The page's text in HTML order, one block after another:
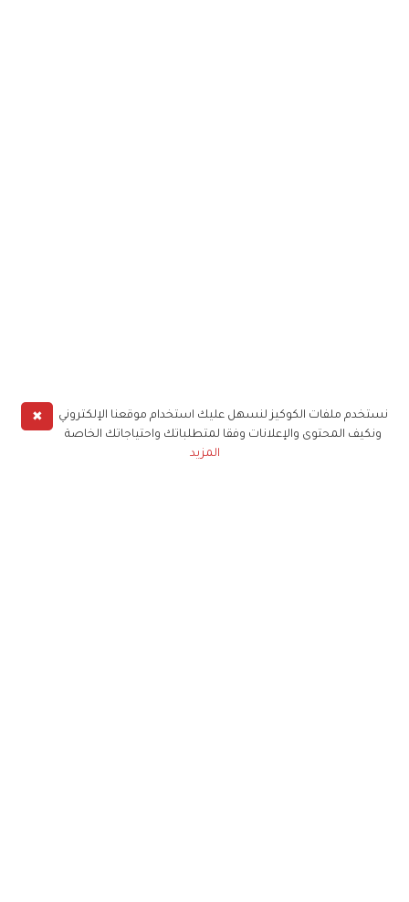
✖
نستخدم ملفات الكوكيز لنسهل عليك استخدام موقعنا الإلكتروني
ونكيف المحتوى والإعلانات وفقا لمتطلباتك واحتياجاتك الخاصة
المزيد